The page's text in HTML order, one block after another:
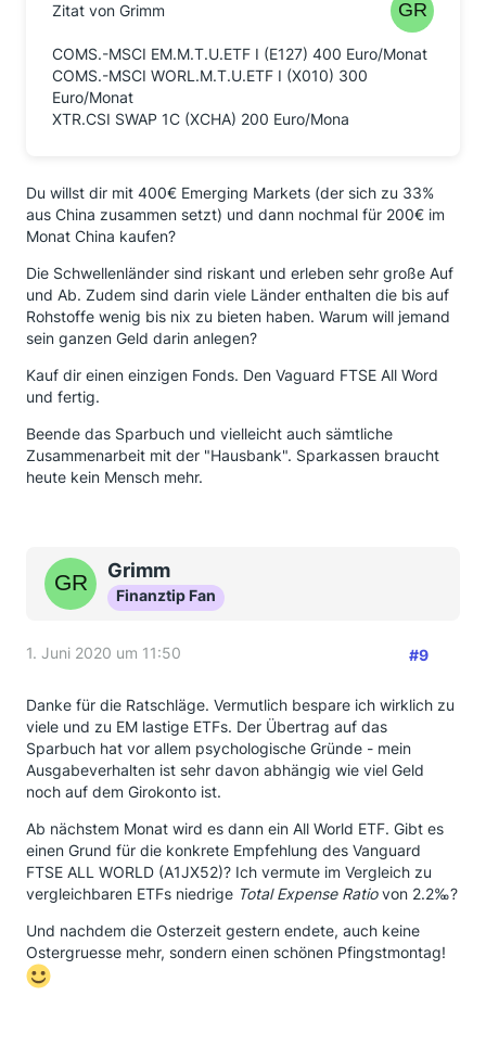
Zitat von Grimm
COMS.-MSCI EM.M.T.U.ETF I (E127) 400 Euro/Monat
COMS.-MSCI WORL.M.T.U.ETF I (X010) 300
Euro/Monat
XTR.CSI SWAP 1C (XCHA) 200 Euro/Mona
Du willst dir mit 400€ Emerging Markets (der sich zu 33%
aus China zusammen setzt) und dann nochmal für 200€ im
Monat China kaufen?
Die Schwellenländer sind riskant und erleben sehr große Auf
und Ab. Zudem sind darin viele Länder enthalten die bis auf
Rohstoffe wenig bis nix zu bieten haben. Warum will jemand
sein ganzen Geld darin anlegen?
Kauf dir einen einzigen Fonds. Den Vaguard FTSE All Word
und fertig.
Beende das Sparbuch und vielleicht auch sämtliche
Zusammenarbeit mit der "Hausbank". Sparkassen braucht
heute kein Mensch mehr.
Grimm
Finanztip Fan
1. Juni 2020 um 11:50 #9
Danke für die Ratschläge. Vermutlich bespare ich wirklich zu
viele und zu EM lastige ETFs. Der Übertrag auf das
Sparbuch hat vor allem psychologische Gründe - mein
Ausgabeverhalten ist sehr davon abhängig wie viel Geld
noch auf dem Girokonto ist.
Ab nächstem Monat wird es dann ein All World ETF. Gibt es
einen Grund für die konkrete Empfehlung des Vanguard
FTSE ALL WORLD (A1JX52)? Ich vermute im Vergleich zu
vergleichbaren ETFs niedrige Total Expense Ratiovon 2.2‰?
Und nachdem die Osterzeit gestern endete, auch keine
Ostergruesse mehr, sondern einen schönen Pfingstmontag!